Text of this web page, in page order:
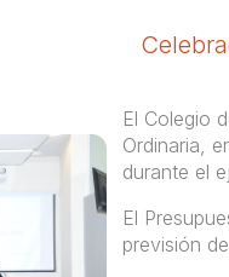
El Colegio
Ordinaria,
durante el
El
previsión